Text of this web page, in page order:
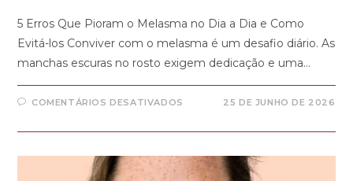
5 Erros Que Pioram o Melasma no Dia a Dia e Como
Evitá-los Conviver com o melasma é um desafio diário. As
manchas escuras no rosto exigem dedicação e uma…
COMENTÁRIOS DESATIVADOS 25 DE JUNHO DE 2026